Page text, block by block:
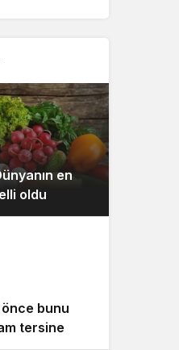
en
oldu
bunu
tersine